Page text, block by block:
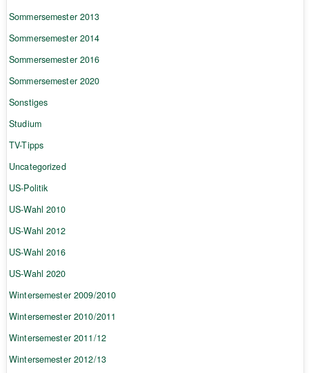
Sommersemester 2013
Sommersemester 2014
Sommersemester 2016
Sommersemester 2020
Sonstiges
Studium
TV-Tipps
Uncategorized
US-Politik
US-Wahl 2010
US-Wahl 2012
US-Wahl 2016
US-Wahl 2020
Wintersemester 2009/2010
Wintersemester 2010/2011
Wintersemester 2011/12
Wintersemester 2012/13